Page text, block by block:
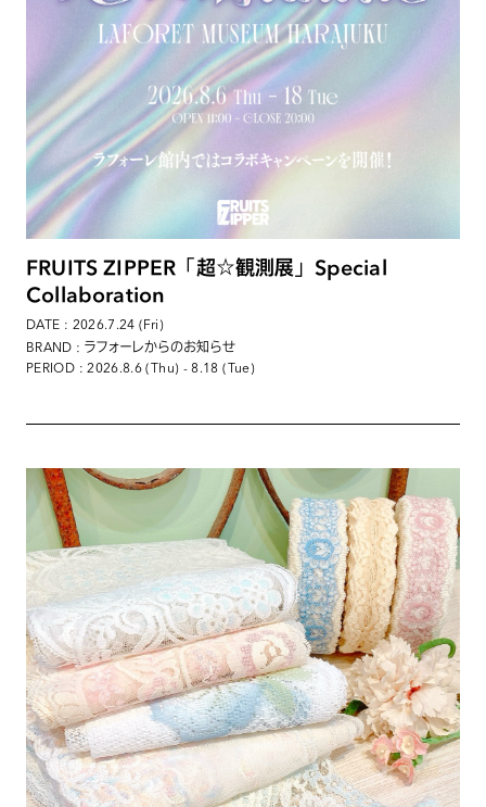
FRUITS ZIPPER「超☆観測展」Special
Collaboration
DATE : 2026.7.24 (Fri)
BRAND : ラフォーレからのお知らせ
PERIOD : 2026.8.6 (Thu) - 8.18 (Tue)